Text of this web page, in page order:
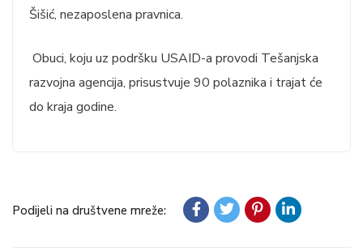
Šišić, nezaposlena pravnica.
Obuci, koju uz podršku USAID-a provodi Tešanjska
razvojna agencija, prisustvuje 90 polaznika i trajat će
do kraja godine.
Podijeli na društvene mreže: